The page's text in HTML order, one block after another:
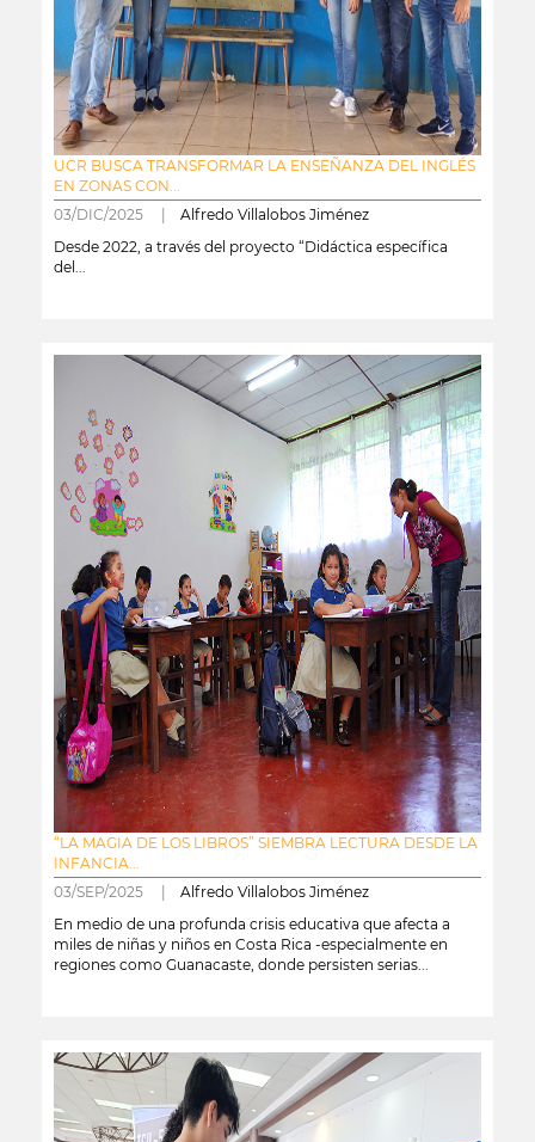
UCR BUSCA TRANSFORMAR LA ENSEÑANZA DEL INGLÉS
EN ZONAS CON...
03/DIC/2025 | Alfredo Villalobos Jiménez
Desde 2022, a través del proyecto “Didáctica específica
del...
“LA MAGIA DE LOS LIBROS” SIEMBRA LECTURA DESDE LA
INFANCIA...
03/SEP/2025 | Alfredo Villalobos Jiménez
En medio de una profunda crisis educativa que afecta a
miles de niñas y niños en Costa Rica -especialmente en
regiones como Guanacaste, donde persisten serias...